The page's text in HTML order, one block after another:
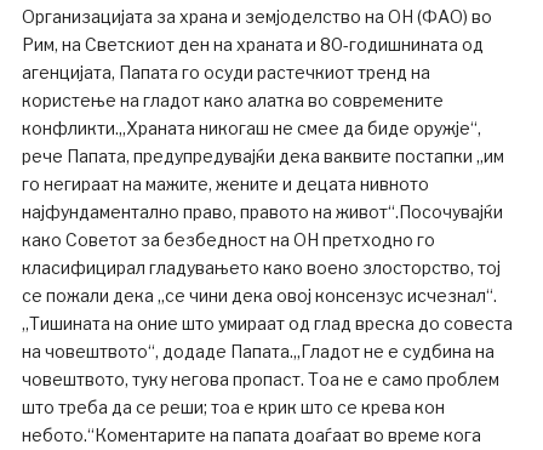
Организацијата за храна и земјоделство на ОН (ФАО) во
Рим, на Светскиот ден на храната и 80-годишнината од
агенцијата, Папата го осуди растечкиот тренд на
користење на гладот ​​како алатка во современите
конфликти.„Храната никогаш не смее да биде оружје“,
рече Папата, предупредувајќи дека ваквите постапки „им
го негираат на мажите, жените и децата нивното
најфундаментално право, правото на живот“.Посочувајќи
како Советот за безбедност на ОН претходно го
класифицирал гладувањето како воено злосторство, тој
се пожали дека „се чини дека овој консензус исчезнал“.
„Тишината на оние што умираат од глад вреска до совеста
на човештвото“, додаде Папата.„Гладот ​​не е судбина на
човештвото, туку негова пропаст. Тоа не е само проблем
што треба да се реши; тоа е крик што се крева кон
небото.“Коментарите на папата доаѓаат во време кога